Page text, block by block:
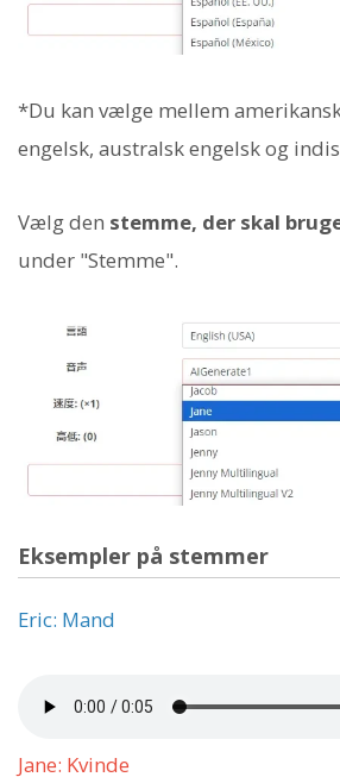
*Du kan vælge mellem
engelsk, australsk engelsk og
Vælg den stemme, der skal
under "Stemme".
Eksempler på stemmer
Eric: Mand
Jane: Kvinde